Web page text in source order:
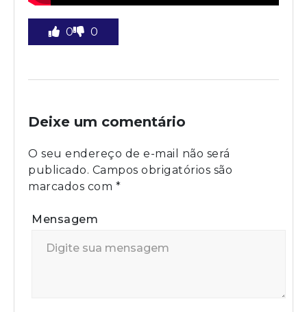
0 0
Deixe um comentário
O seu endereço de e-mail não será
publicado. Campos obrigatórios são
marcados com *
Mensagem